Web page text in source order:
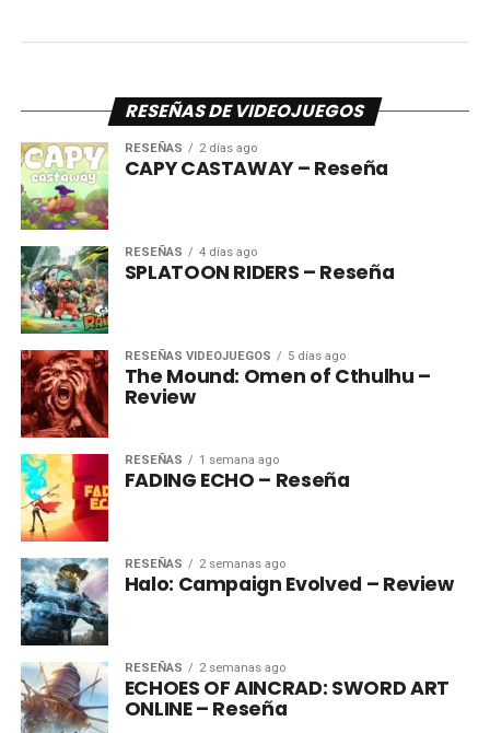
RESEÑAS DE VIDEOJUEGOS
RESEÑAS 2 días ago
CAPY CASTAWAY – Reseña
RESEÑAS 4 días ago
SPLATOON RIDERS – Reseña
RESEÑAS VIDEOJUEGOS 5 días ago
The Mound: Omen of Cthulhu –
Review
RESEÑAS 1 semana ago
FADING ECHO – Reseña
RESEÑAS 2 semanas ago
Halo: Campaign Evolved – Review
RESEÑAS 2 semanas ago
ECHOES OF AINCRAD: SWORD ART
ONLINE – Reseña